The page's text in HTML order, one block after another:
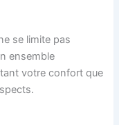
se limite pas
ensemble
votre confort que